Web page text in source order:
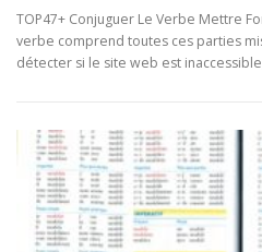
TOP47+ Conjuguer Le Verbe Mettre
verbe comprend toutes ces parties
détecter si le site web est